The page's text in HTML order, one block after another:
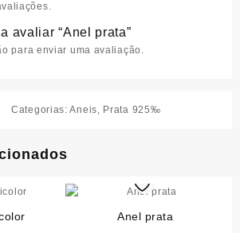
avaliar “Anel prata”
para enviar uma avaliação.
Categorias:Aneis, Prata 925‰
Anel prata